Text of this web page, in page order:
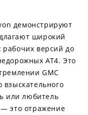
демонстрируют
широкий
версий до
AT4. Это
GMC
взыскательного
или любитель
это отражение